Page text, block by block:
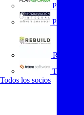
Plan
REBUILD
Trace
Todos los socios